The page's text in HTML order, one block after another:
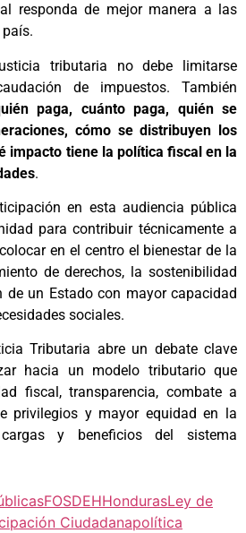
responda de mejor manera a las
tributaria no debe limitarse
de impuestos. También
paga, cuánto paga, quién se
cómo se distribuyen los
impacto tiene la política fiscal en la
.
en esta audiencia pública
para contribuir técnicamente a
en el centro el bienestar de la
de derechos, la sostenibilidad
un Estado con mayor capacidad
sociales.
Tributaria abre un debate clave
hacia un modelo tributario que
fiscal, transparencia, combate a
privilegios y mayor equidad en la
y beneficios del sistema
FOSDEHHondurasLey de
Ciudadanapolítica